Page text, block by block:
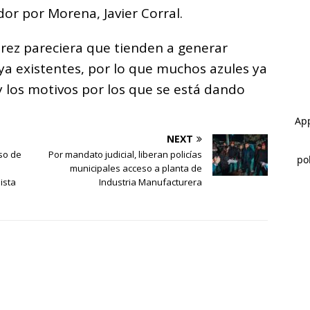
por Morena, Javier Corral.
pareciera que tienden a generar
existentes, por lo que muchos azules ya
motivos por los que se está dando
de
NEXT
Por mandato judicial, liberan policías
municipales acceso a planta de
Industria Manufacturera